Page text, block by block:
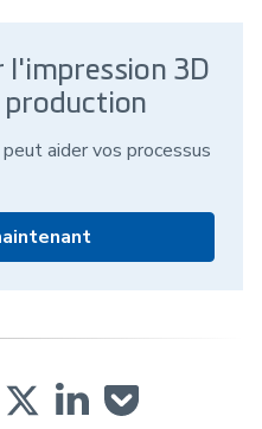
l'impression 3D
production
aider vos processus